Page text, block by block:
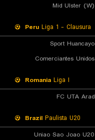
Mid Ulster (W)
Peru Liga 1 - Clausura
Sport Huancayo
Comerciantes Unidos
Romania Liga I
FC UTA Arad
Brazil Paulista U20
Uniao Sao Joao U20